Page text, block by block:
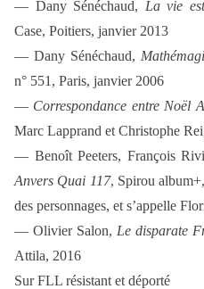
— Dany Sénéchaud, La vie
Case, Poitiers, janvier 2013
— Dany Sénéchaud,
n° 551, Paris, janvier 2006
— Correspondance entre Noël
Marc Lapprand et Christophe
— Benoît Peeters, François
Anvers Quai 117, Spirou
des personnages, et s’appelle
— Olivier Salon, Le disparate
Attila, 2016
Sur FLL résistant et déporté